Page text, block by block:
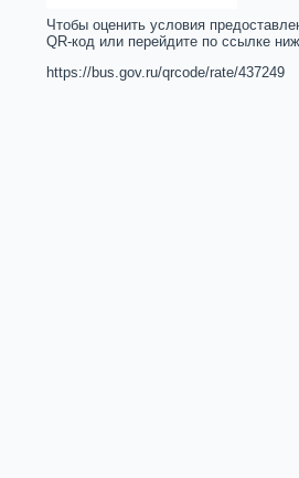
Чтобы оценить условия
QR-код или перейдите по ссылке
https://bus.gov.ru/qrcode/rate/437249